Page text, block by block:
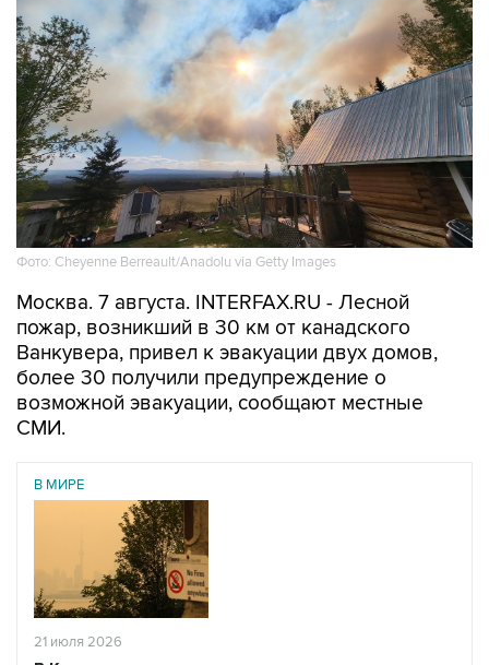
Фото: Cheyenne Berreault/Anadolu via Getty Images
Москва. 7 августа. INTERFAX.RU - Лесной
пожар, возникший в 30 км от канадского
Ванкувера, привел к эвакуации двух домов,
более 30 получили предупреждение о
возможной эвакуации, сообщают местные
СМИ.
В МИРЕ
21 июля 2026